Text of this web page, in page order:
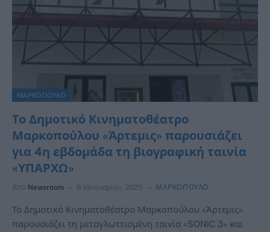
ΜΑΡΚΟΠΟΥΛΟ
Το Δημοτικό Κινηματοθέατρο
Μαρκοπούλου «Άρτεμις» παρουσιάζει
για 4η εβδομάδα τη βιογραφική ταινία
«ΥΠΑΡΧΩ»
Από Newsroom 8 Ιανουαρίου, 2025 ΜΑΡΚΟΠΟΥΛΟ
Το Δημοτικό Κινηματοθέατρο Μαρκοπούλου «Άρτεμις»
παρουσιάζει τη μεταγλωττισμένη ταινία «SONIC 3» και